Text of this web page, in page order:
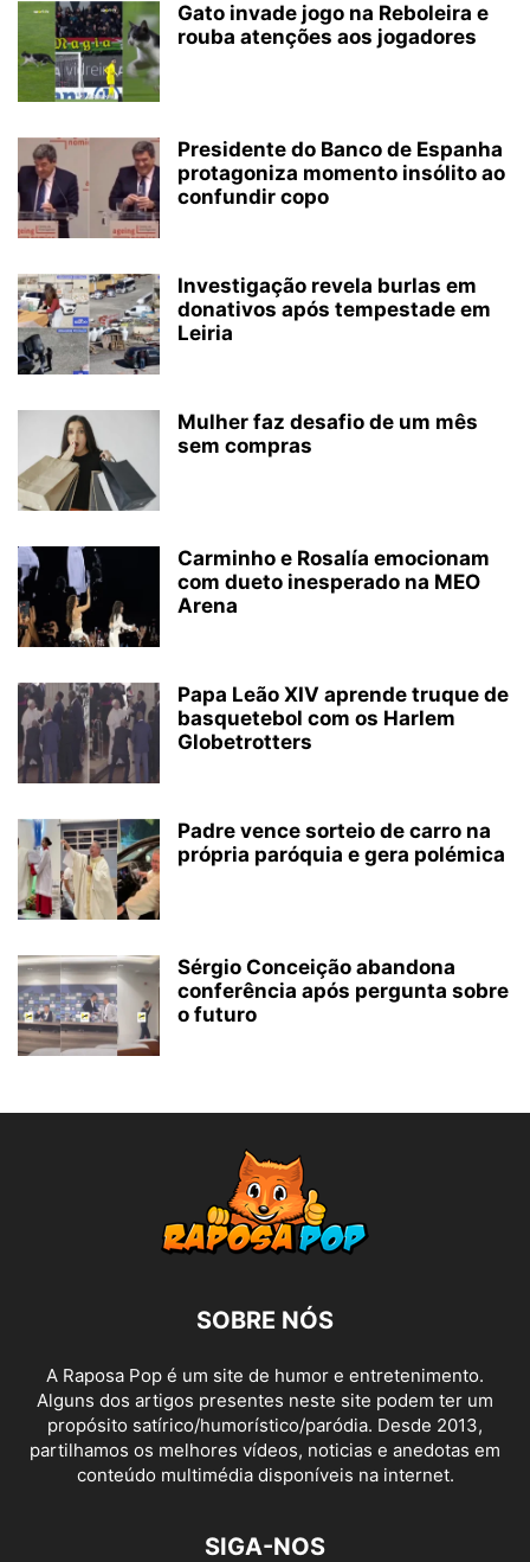
Gato invade jogo na Reboleira e
rouba atenções aos jogadores
Presidente do Banco de Espanha
protagoniza momento insólito ao
confundir copo
Investigação revela burlas em
donativos após tempestade em
Leiria
Mulher faz desafio de um mês
sem compras
Carminho e Rosalía emocionam
com dueto inesperado na MEO
Arena
Papa Leão XIV aprende truque de
basquetebol com os Harlem
Globetrotters
Padre vence sorteio de carro na
própria paróquia e gera polémica
Sérgio Conceição abandona
conferência após pergunta sobre
o futuro
SOBRE NÓS
A Raposa Pop é um site de humor e entretenimento.
Alguns dos artigos presentes neste site podem ter um
propósito satírico/humorístico/paródia. Desde 2013,
partilhamos os melhores vídeos, noticias e anedotas em
conteúdo multimédia disponíveis na internet.
SIGA-NOS